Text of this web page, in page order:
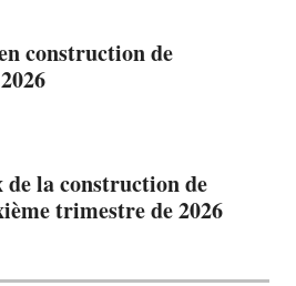
construction de
la construction de
trimestre de 2026